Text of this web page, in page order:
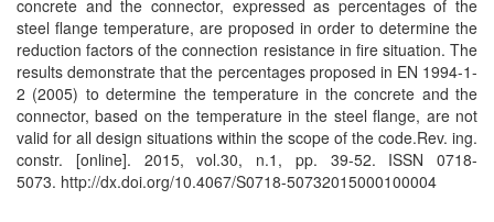
concrete and the connector, expressed as percentages of the
steel flange temperature, are proposed in order to determine the
reduction factors of the connection resistance in fire situation. The
results demonstrate that the percentages proposed in EN 1994-1-
2 (2005) to determine the temperature in the concrete and the
connector, based on the temperature in the steel flange, are not
valid for all design situations within the scope of the code.Rev. ing.
constr. [online]. 2015, vol.30, n.1, pp. 39-52. ISSN 0718-
5073. http://dx.doi.org/10.4067/S0718-50732015000100004